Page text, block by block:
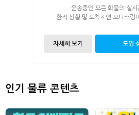
운송중인 모든 화물의 실시
환적 상황 및 도착지연 모니터링
자세히 보기 도입
인기 물류 콘텐츠
LinGo